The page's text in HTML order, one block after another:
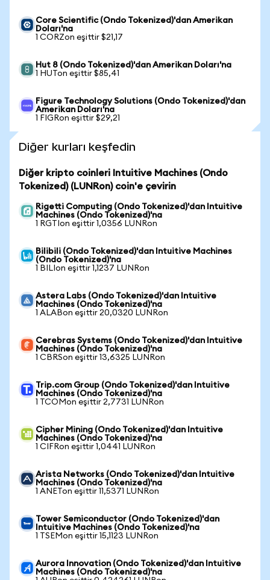
Core Scientific (Ondo Tokenized)'dan Amerikan
Doları'na
1 CORZon eşittir $21,17
Hut 8 (Ondo Tokenized)'dan Amerikan Doları'na
1 HUTon eşittir $85,41
Figure Technology Solutions (Ondo Tokenized)'dan
Amerikan Doları'na
1 FIGRon eşittir $29,21
Diğer kurları keşfedin
Diğer kripto coinleri Intuitive Machines (Ondo
Tokenized) (LUNRon) coin'e çevirin
Rigetti Computing (Ondo Tokenized)'dan Intuitive
Machines (Ondo Tokenized)'na
1 RGTIon eşittir 1,0356 LUNRon
Bilibili (Ondo Tokenized)'dan Intuitive Machines
(Ondo Tokenized)'na
1 BILIon eşittir 1,1237 LUNRon
Astera Labs (Ondo Tokenized)'dan Intuitive
Machines (Ondo Tokenized)'na
1 ALABon eşittir 20,0320 LUNRon
Cerebras Systems (Ondo Tokenized)'dan Intuitive
Machines (Ondo Tokenized)'na
1 CBRSon eşittir 13,6325 LUNRon
Trip.com Group (Ondo Tokenized)'dan Intuitive
Machines (Ondo Tokenized)'na
1 TCOMon eşittir 2,7731 LUNRon
Cipher Mining (Ondo Tokenized)'dan Intuitive
Machines (Ondo Tokenized)'na
1 CIFRon eşittir 1,0441 LUNRon
Arista Networks (Ondo Tokenized)'dan Intuitive
Machines (Ondo Tokenized)'na
1 ANETon eşittir 11,5371 LUNRon
Tower Semiconductor (Ondo Tokenized)'dan
Intuitive Machines (Ondo Tokenized)'na
1 TSEMon eşittir 15,1123 LUNRon
Aurora Innovation (Ondo Tokenized)'dan Intuitive
Machines (Ondo Tokenized)'na